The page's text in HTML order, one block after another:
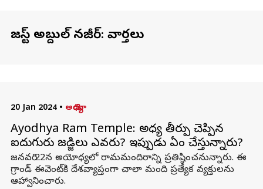
జస్టిస్ అబ్దుల్ నజీర్: వార్తలు
20 Jan 2024 • అయోధ్య
Ayodhya Ram Temple: అయోధ్య తీర్పు చెప్పిన
ఐదుగురు జడ్జిలు ఎవరు? ఇప్పుడు ఏం చేస్తున్నారు?
జనవరి 22న అయోధ్యలో రామమందిరాన్ని ప్రతిష్ఠించనున్నారు. ఈ
గ్రాండ్ ఈవెంట్‌కి దేశవ్యాప్తంగా చాలా మంది ప్రత్యేక వ్యక్తులను
ఆహ్వానించారు.